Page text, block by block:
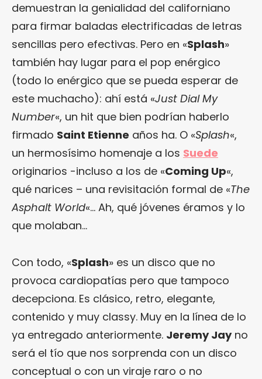
demuestran la genialidad del californiano
para firmar baladas electrificadas de letras
sencillas pero efectivas. Pero en «Splash»
también hay lugar para el pop enérgico
(todo lo enérgico que se pueda esperar de
este muchacho): ahí está «Just Dial My
Number«, un hit que bien podrían haberlo
firmado Saint Etienne años ha. O «Splash«,
un hermosísimo homenaje a los Suede
originarios -incluso a los de «Coming Up«,
qué narices – una revisitación formal de «The
Asphalt World«… Ah, qué jóvenes éramos y lo
que molaban…
Con todo, «Splash» es un disco que no
provoca cardiopatías pero que tampoco
decepciona. Es clásico, retro, elegante,
contenido y muy classy. Muy en la línea de lo
ya entregado anteriormente. Jeremy Jayno
será el tío que nos sorprenda con un disco
conceptual o con un viraje raro o no